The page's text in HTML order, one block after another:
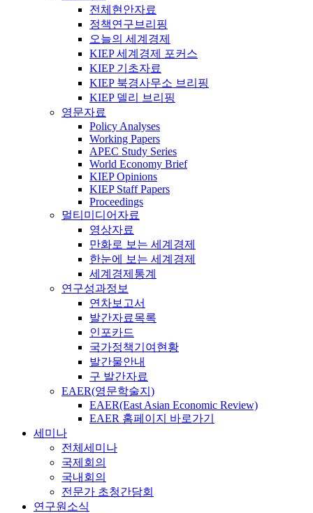
전체현안자료
정책연구브리핑
오늘의 세계경제
KIEP 세계경제 포커스
KIEP 기초자료
KIEP 북경사무소 브리핑
KIEP 델리 브리핑
영문자료
Policy Analyses
Working Papers
APEC Study Series
World Economy Brief
KIEP Opinions
KIEP Staff Papers
Proceedings
멀티미디어자료
영상자료
만화로 보는 세계경제
한눈에 보는 세계경제
세계경제통계
연구성과정보
연차보고서
발간자료목록
인포카드
국가정책기여현황
발간물안내
구 발간자료
EAER(영문학술지)
EAER(East Asian Economic Review)
EAER 홈페이지 바로가기
세미나
전체세미나
국제회의
국내회의
전문가 초청간담회
연구원소식